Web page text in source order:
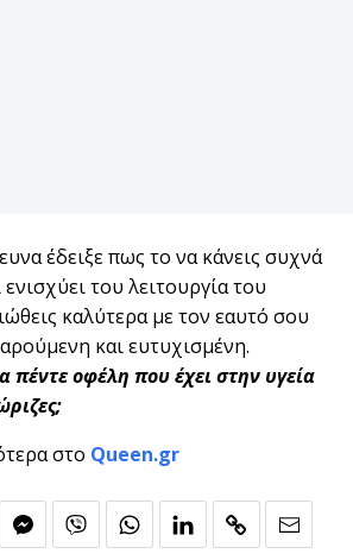
έδειξε πως το να κάνεις συχνά
του λειτουργία του
καλύτερα με τον εαυτό σου
και ευτυχισμένη.
πέντε οφέλη που έχει στην υγεία
στο Queen.gr